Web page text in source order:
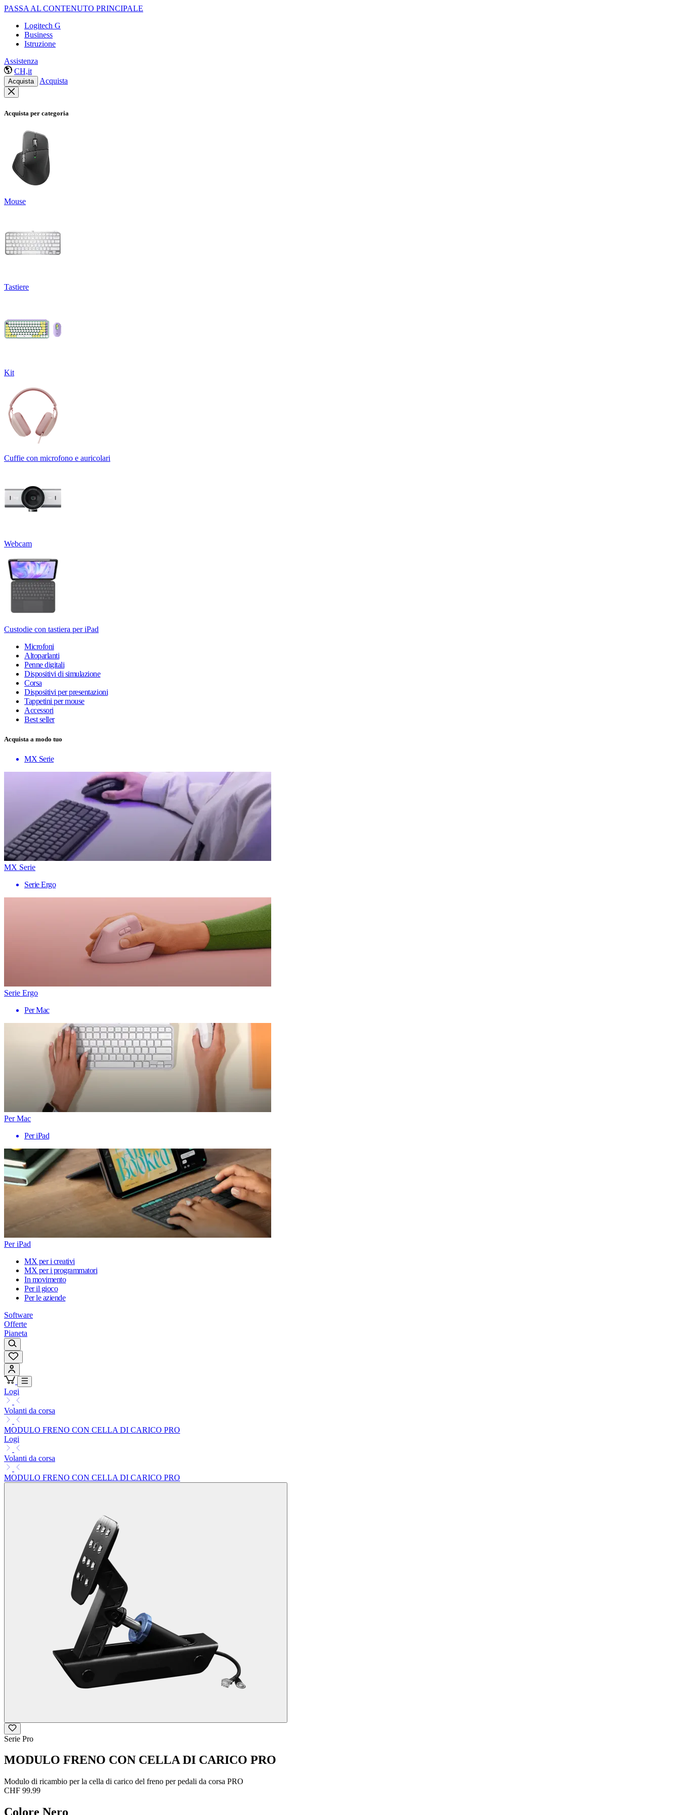
PASSA AL CONTENUTO PRINCIPALE
Logitech G
Business
Istruzione
Assistenza
CH,it
Acquista Acquista
Acquista per categoria
Mouse
Tastiere
Kit
Cuffie con microfono e auricolari
Webcam
Custodie con tastiera per iPad
Microfoni
Altoparlanti
Penne digitali
Dispositivi di simulazione
Corsa
Dispositivi per presentazioni
Tappetini per mouse
Accessori
Best seller
Acquista a modo tuo
MX Serie
MX Serie
Serie Ergo
Serie Ergo
Per Mac
Per Mac
Per iPad
Per iPad
MX per i creativi
MX per i programmatori
In movimento
Per il gioco
Per le aziende
Software
Offerte
Pianeta
Logi
Volanti da corsa
MODULO FRENO CON CELLA DI CARICO PRO
Logi
Volanti da corsa
MODULO FRENO CON CELLA DI CARICO PRO
Serie Pro
MODULO FRENO CON CELLA DI CARICO PRO
Modulo di ricambio per la cella di carico del freno per pedali da corsa PRO
CHF 99.99
Colore Nero